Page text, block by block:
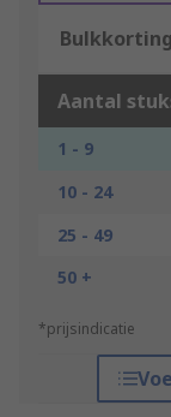
Bulkkorting
Aantal
1 - 9
10 - 24
25 - 49
50 +
*prijsindicatie